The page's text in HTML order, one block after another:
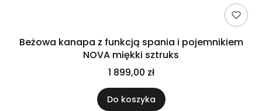
Beżowa kanapa z funkcją spania i pojemnikiem
NOVA miękki sztruks
1 899,00 zł
Do koszyka